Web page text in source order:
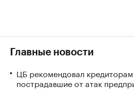
Главные новости
ЦБ рекомендовал
пострадавшие от атак